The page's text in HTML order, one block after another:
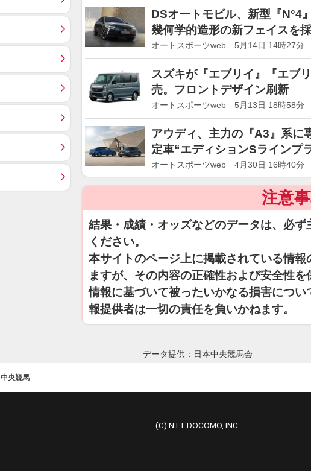
DSオートモビル、新型『N°4
幾何学的造形の新フェイスを
オートスポーツweb 5月14日 14時27分
スズキが『エブリイ』『エブ
売。フロントデザイン刷新
オートスポーツweb 5月13日 18時58分
アウディ、主力の『A3』系に
定車“エディションSラインプ
オートスポーツweb 4月30日 16時40分
注意
結果・成績・オッズなどのデータは、必
ください。
本サイトのページ上に掲載されている情
ますが、その内容の正確性および安全性
情報に基づいて被ったいかなる損害につ
報提供者は一切の責任を負いかねます。
データ提供：日本中央競馬会
中央競馬
(C) NTT DOCOMO, INC.